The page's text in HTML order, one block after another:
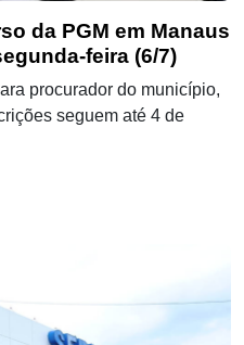
da PGM em Manaus
feira (6/7)
procurador do município,
seguem até 4 de